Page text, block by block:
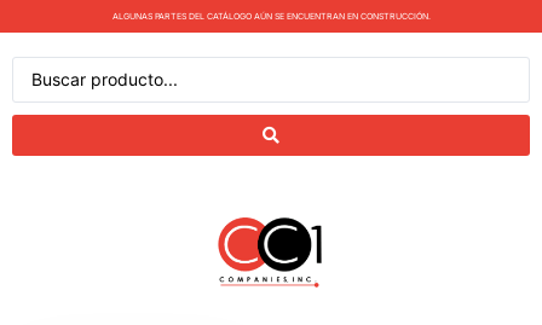
ALGUNAS PARTES DEL CATÁLOGO AÚN SE ENCUENTRAN EN CONSTRUCCIÓN.